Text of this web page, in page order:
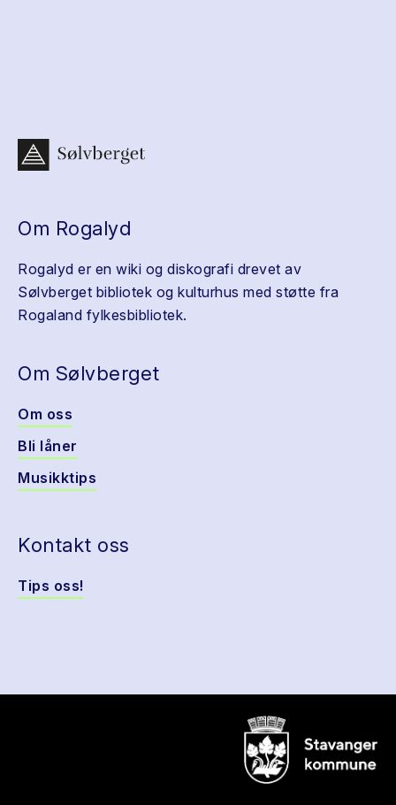
Om Rogalyd
Rogalyd er en wiki og diskografi drevet av
Sølvberget bibliotek og kulturhus med støtte fra
Rogaland fylkesbibliotek.
Om Sølvberget
Om oss
Bli låner
Musikktips
Kontakt oss
Tips oss!